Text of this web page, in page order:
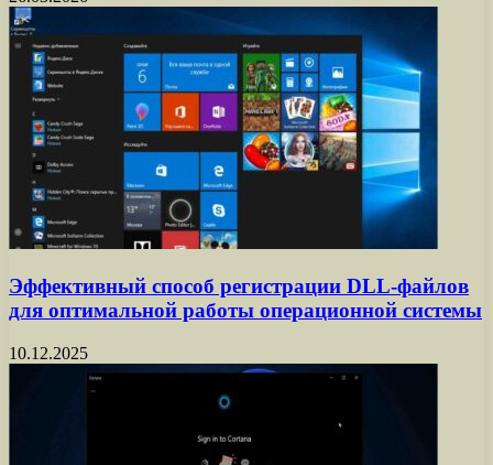
Эффективный способ регистрации DLL-файлов
для оптимальной работы операционной системы
10.12.2025